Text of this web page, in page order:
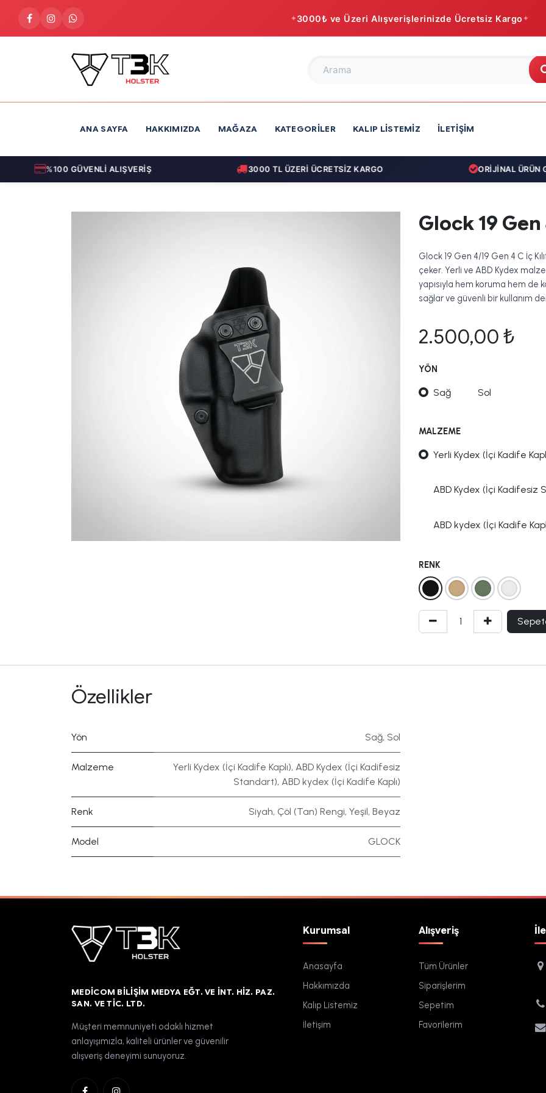
3000₺ ve Üzeri Alışverişlerinizde Ücretsiz Kargo
ANA SAYFA HAKKIMIZDA MAĞAZA KATEGORILER KALIP LISTEMIZ İLETIŞIM
%100 GÜVENLİ ALIŞVERİŞ 3000 TL ÜZERİ ÜCRETSİZ KARGO ORİJİNAL ÜRÜN
Glock 19 Gen
Glock 19 Gen 4/19 Gen 4 C İç
çeker. Yerli ve ABD Kydex
yapısıyla hem koruma hem de
sağlar ve güvenli bir kullanım
2.500,00 ₺
YÖN
Sağ Sol
MALZEME
Yerli Kydex (İçi Kadife
ABD Kydex (İçi Kadifesiz
ABD kydex (İçi Kadife
RENK
Özellikler
Yön Sağ, Sol
Malzeme Yerli Kydex (İçi Kadife Kaplı), ABD Kydex (İçi Kadifesiz
Standart), ABD kydex (İçi Kadife Kaplı)
Renk Siyah, Çöl (Tan) Rengi, Yeşil, Beyaz
Model GLOCK
MEDICOM BILIŞIM MEDYA EĞT. VE İNT. HIZ. PAZ.
SAN. VE TIC. LTD.
Müşteri memnuniyeti odaklı hizmet
anlayışımızla, kaliteli ürünler ve güvenilir
alışveriş deneyimi sunuyoruz.
Kurumsal
Anasayfa
Hakkımızda
Kalıp Listemiz
İletişim
Alışveriş
Tüm Ürünler
Siparişlerim
Sepetim
Favorilerim